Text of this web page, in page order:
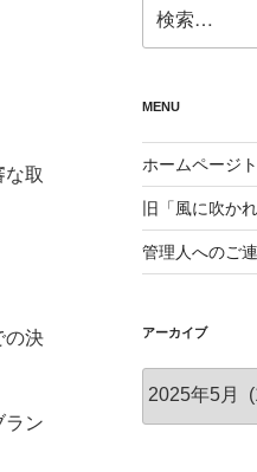
な取
の決
ラン
索:
MENU
ホームページ
旧「風に吹か
管理人へのご
アーカイブ
ー